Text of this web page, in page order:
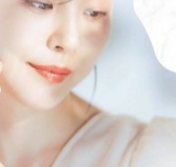
。特に、眉頭から眉尻ま
意識した仕上げが、ナ
です。
は、頻繁な自己処理を避
受けることが大切です。
なのにしっかり印象が変